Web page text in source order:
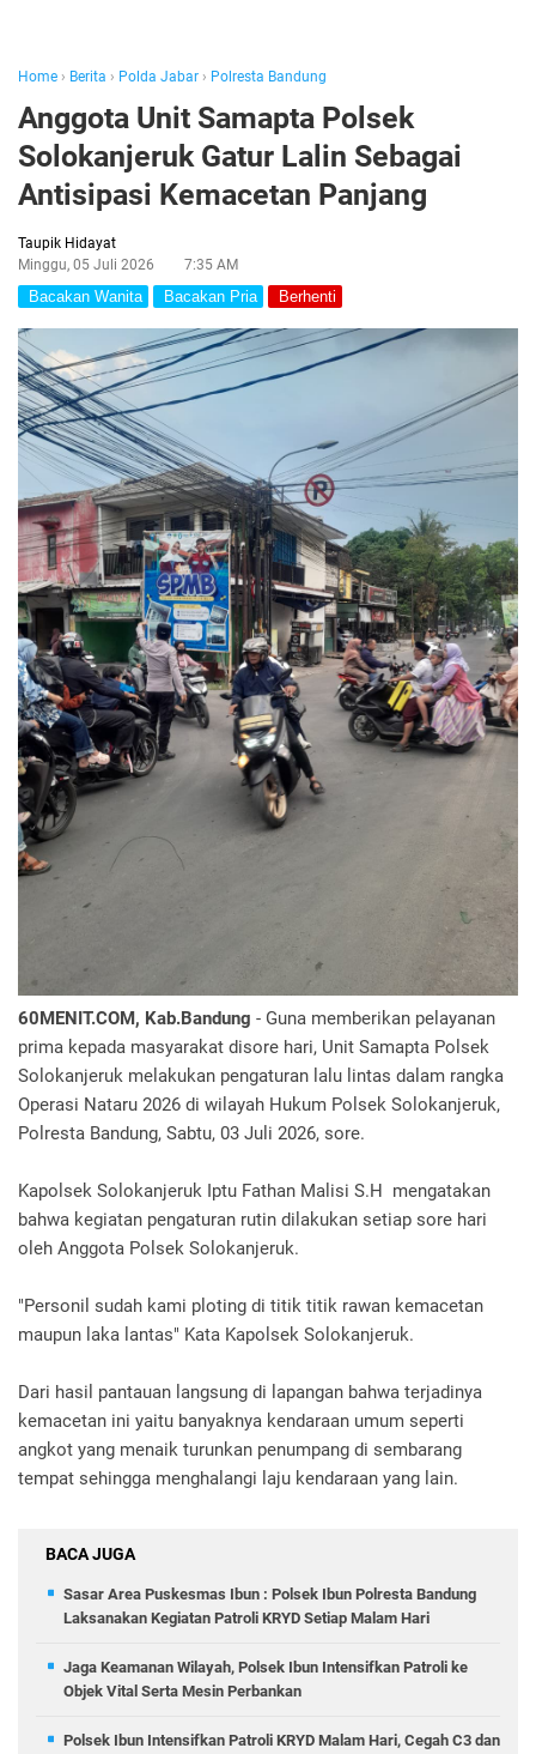
Home › Berita › Polda Jabar › Polresta Bandung
Anggota Unit Samapta Polsek
Solokanjeruk Gatur Lalin Sebagai
Antisipasi Kemacetan Panjang
Taupik Hidayat
Minggu, 05 Juli 2026
7:35 AM
Bacakan Wanita Bacakan Pria Berhenti
60MENIT.COM, Kab.Bandung - Guna memberikan pelayanan
prima kepada masyarakat disore hari, Unit Samapta Polsek
Solokanjeruk melakukan pengaturan lalu lintas dalam rangka
Operasi Nataru 2026 di wilayah Hukum Polsek Solokanjeruk,
Polresta Bandung, Sabtu, 03 Juli 2026, sore.
Kapolsek Solokanjeruk Iptu Fathan Malisi S.H mengatakan
bahwa kegiatan pengaturan rutin dilakukan setiap sore hari
oleh Anggota Polsek Solokanjeruk.
"Personil sudah kami ploting di titik titik rawan kemacetan
maupun laka lantas" Kata Kapolsek Solokanjeruk.
Dari hasil pantauan langsung di lapangan bahwa terjadinya
kemacetan ini yaitu banyaknya kendaraan umum seperti
angkot yang menaik turunkan penumpang di sembarang
tempat sehingga menghalangi laju kendaraan yang lain.
BACA JUGA
Sasar Area Puskesmas Ibun : Polsek Ibun Polresta Bandung
Laksanakan Kegiatan Patroli KRYD Setiap Malam Hari
Jaga Keamanan Wilayah, Polsek Ibun Intensifkan Patroli ke
Objek Vital Serta Mesin Perbankan
Polsek Ibun Intensifkan Patroli KRYD Malam Hari, Cegah C3 dan